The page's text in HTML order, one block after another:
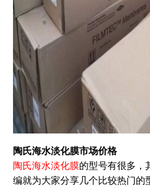
陶氏海水淡化膜市场价格
陶氏海水淡化膜的型号有很多，
编就为大家分享几个比较热门的